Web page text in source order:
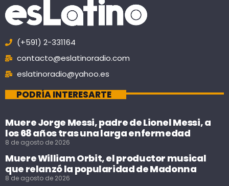
(+591) 2-331164
contacto@eslatinoradio.com
eslatinoradio@yahoo.es
PODRÍA INTERESARTE
Muere Jorge Messi, padre de Lionel Messi, a
los 68 años tras una larga enfermedad
8 de agosto de 2026
Muere William Orbit, el productor musical
que relanzó la popularidad de Madonna
8 de agosto de 2026